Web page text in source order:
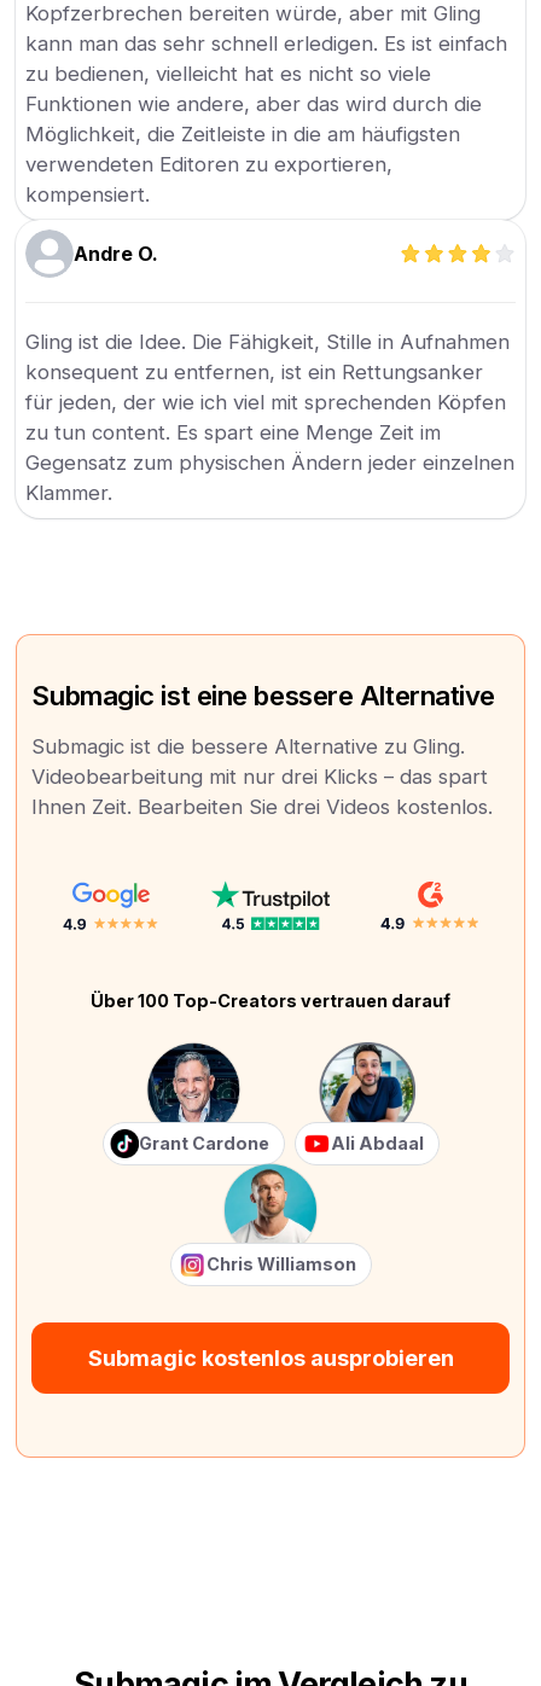
Kopfzerbrechen bereiten würde, aber mit Gling
kann man das sehr schnell erledigen. Es ist einfach
zu bedienen, vielleicht hat es nicht so viele
Funktionen wie andere, aber das wird durch die
Möglichkeit, die Zeitleiste in die am häufigsten
verwendeten Editoren zu exportieren,
kompensiert.
Andre O.
Gling ist die Idee. Die Fähigkeit, Stille in Aufnahmen
konsequent zu entfernen, ist ein Rettungsanker
für jeden, der wie ich viel mit sprechenden Köpfen
zu tun content. Es spart eine Menge Zeit im
Gegensatz zum physischen Ändern jeder einzelnen
Klammer.
Submagic ist eine bessere Alternative
Submagic ist die bessere Alternative zu Gling.
Videobearbeitung mit nur drei Klicks – das spart
Ihnen Zeit. Bearbeiten Sie drei Videos kostenlos.
Über 100 Top-Creators vertrauen darauf
Grant Cardone Ali Abdaal
Chris Williamson
Submagic kostenlos ausprobieren